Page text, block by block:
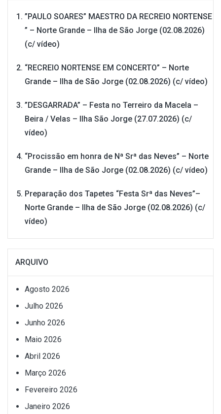
”PAULO SOARES” MAESTRO DA RECREIO NORTENSE
” – Norte Grande – Ilha de São Jorge (02.08.2026)
(c/ vídeo)
“RECREIO NORTENSE EM CONCERTO” – Norte
Grande – Ilha de São Jorge (02.08.2026) (c/ vídeo)
”DESGARRADA” – Festa no Terreiro da Macela –
Beira / Velas – Ilha São Jorge (27.07.2026) (c/
vídeo)
“Procissão em honra de Nª Srª das Neves” – Norte
Grande – Ilha de São Jorge (02.08.2026) (c/ vídeo)
Preparação dos Tapetes “Festa Srª das Neves”–
Norte Grande – Ilha de São Jorge (02.08.2026) (c/
vídeo)
ARQUIVO
Agosto 2026
Julho 2026
Junho 2026
Maio 2026
Abril 2026
Março 2026
Fevereiro 2026
Janeiro 2026